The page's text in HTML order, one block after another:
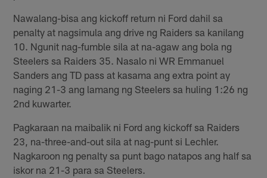
Nawalang-bisa ang kickoff return ni Ford dahil sa
penalty at nagsimula ang drive ng Raiders sa kanilang
10. Ngunit nag-fumble sila at na-agaw ang bola ng
Steelers sa Raiders 35. Nasalo ni WR Emmanuel
Sanders ang TD pass at kasama ang extra point ay
naging 21-3 ang lamang ng Steelers sa huling 1:26 ng
2nd kuwarter.
Pagkaraan na maibalik ni Ford ang kickoff sa Raiders
23, na-three-and-out sila at nag-punt si Lechler.
Nagkaroon ng penalty sa punt bago natapos ang half sa
iskor na 21-3 para sa Steelers.